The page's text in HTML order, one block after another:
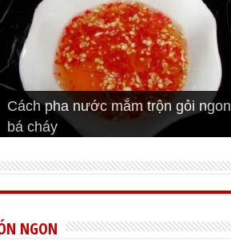
Cách pha nước mắm trộn gỏi ngon
bá cháy
Bí quyết để chiên đậu hũ giòn ngon
Cách ướp sườn non nướng ngon
đúng vị
Cách ướp thịt heo chiên ngon mềm
Bật mí cách ướp sườn cơm tấm
ngon
NGON